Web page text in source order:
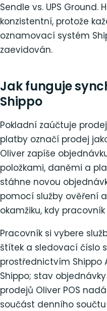
Sendle vs. UPS
konzistentní, protože
oznamovací systém
zaevidován.
Jak funguje
Shippo
Pokladní zaúčtuje
platby označí prodej
Oliver zapíše
položkami, daněmi a
stáhne novou
pomocí služby ověření
okamžiku, kdy
Pracovník si vybere
štítek a sledovací číslo
prostřednictvím Shippo
Shippo; stav
prodejů Oliver POS
součást denního